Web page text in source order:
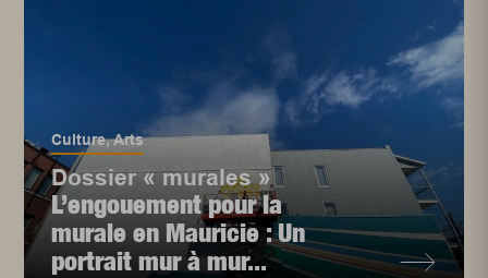
Culture,Arts
Dossier « murales »
L’engouement pour la
murale en Mauricie : Un
portrait mur à mur...